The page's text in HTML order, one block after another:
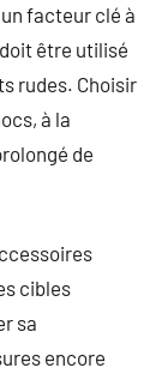
facteur clé à
être utilisé
rudes. Choisir
à la
de
cibles
sa
encore